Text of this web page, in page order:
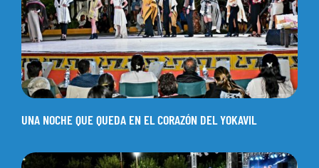
UNA NOCHE QUE QUEDA EN EL CORAZÓN DEL YOKAVIL